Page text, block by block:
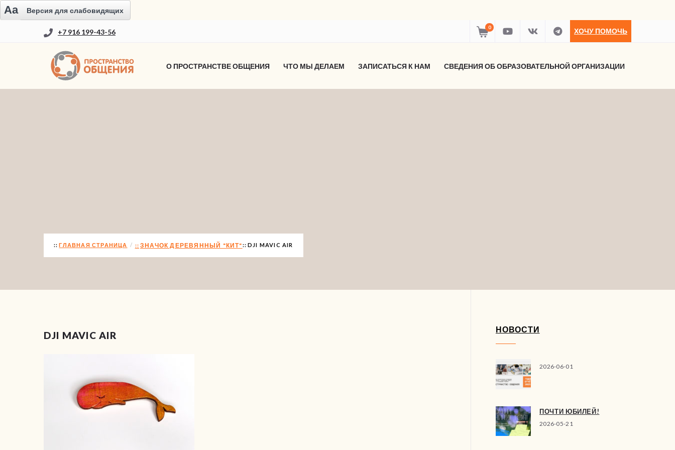
Aa Версия для слабовидящих
+7 916 199-43-56
0 ХОЧУ ПОМОЧЬ
О ПРОСТРАНСТВЕ ОБЩЕНИЯ ЧТО МЫ ДЕЛАЕМ ЗАПИСАТЬСЯ К НАМ СВЕДЕНИЯ ОБ ОБРАЗОВАТЕЛЬНОЙ ОРГАНИЗАЦИИ
ГЛАВНАЯ СТРАНИЦА ЗНАЧОК ДЕРЕВЯННЫЙ "КИТ" DJI MAVIC AIR
DJI MAVIC AIR
НОВОСТИ
2026-06-01
ПОЧТИ ЮБИЛЕЙ!
2026-05-21